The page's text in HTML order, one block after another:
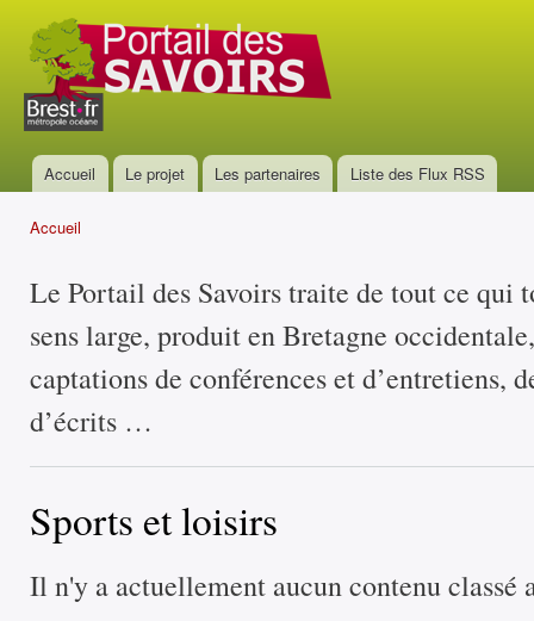
Portail
des
savoirs
Menu principal
Accueil Le projet Les partenaires Liste des Flux RSS
Accueil
Le Portail des Savoirs traite de tout ce qui
sens large, produit en Bretagne
captations de conférences et d’entretiens,
d’écrits …
Sports et loisirs
Il n'y a actuellement aucun contenu classé